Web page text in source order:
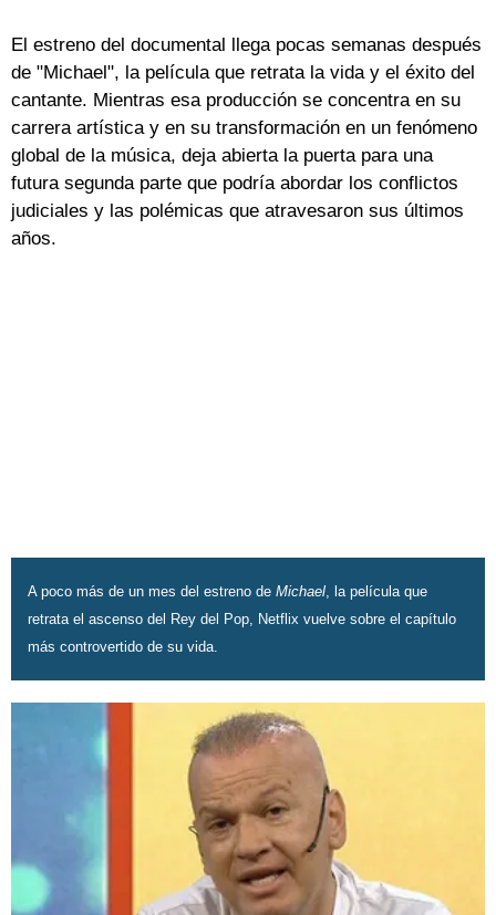
El estreno del documental llega pocas semanas después
de "Michael", la película que retrata la vida y el éxito del
cantante. Mientras esa producción se concentra en su
carrera artística y en su transformación en un fenómeno
global de la música, deja abierta la puerta para una
futura segunda parte que podría abordar los conflictos
judiciales y las polémicas que atravesaron sus últimos
años.
A poco más de un mes del estreno de Michael, la película que
retrata el ascenso del Rey del Pop, Netflix vuelve sobre el capítulo
más controvertido de su vida.